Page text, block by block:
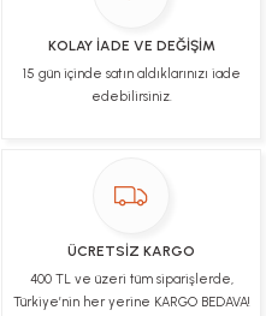
KOLAY İADE VE DEĞİŞİM
15 gün içinde satın aldıklarınızı iade
edebilirsiniz.
ÜCRETSİZ KARGO
400 TL ve üzeri tüm siparişlerde,
Türkiye’nin her yerine KARGO BEDAVA!